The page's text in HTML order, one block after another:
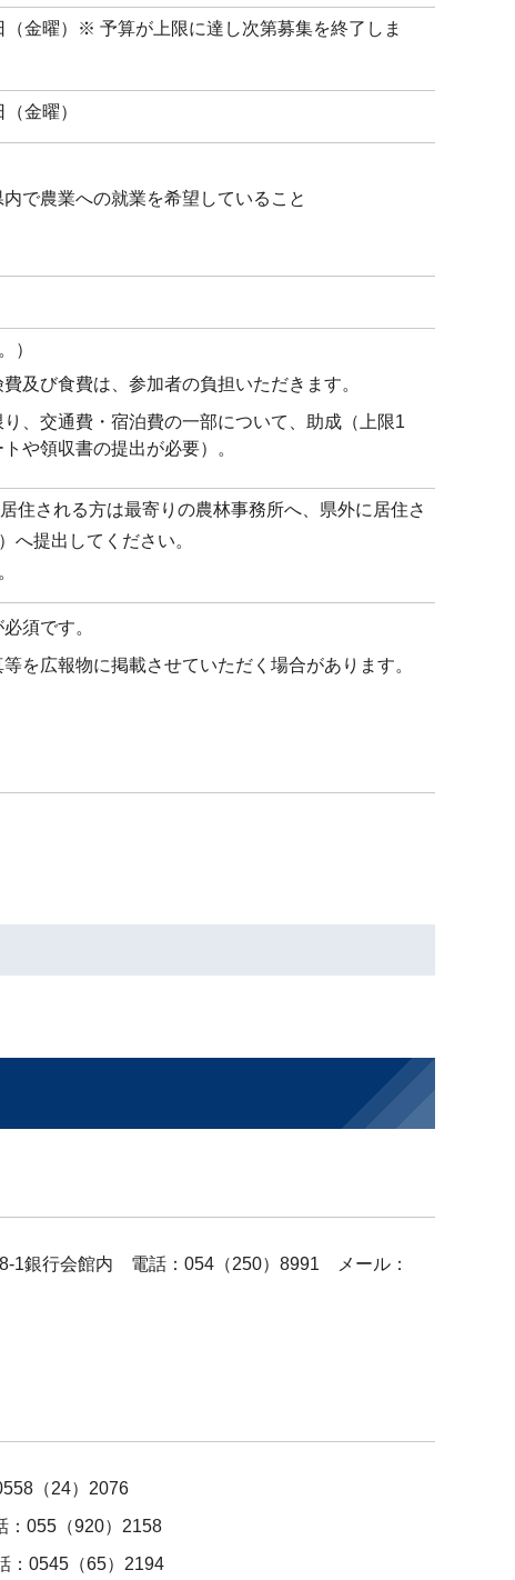
金曜）※ 予算が上限に達し次第募集を終了しま
金曜）
で農業への就業を希望していること
）
及び食費は、参加者の負担いただきます。
、交通費・宿泊費の一部について、助成（上限1
や領収書の提出が必要）。
住される方は最寄りの農林事務所へ、県外に居住さ
へ提出してください。
須です。
を広報物に掲載させていただく場合があります。
1銀行会館内 電話：054（250）8991 メール：
（24）2076
055（920）2158
0545（65）2194